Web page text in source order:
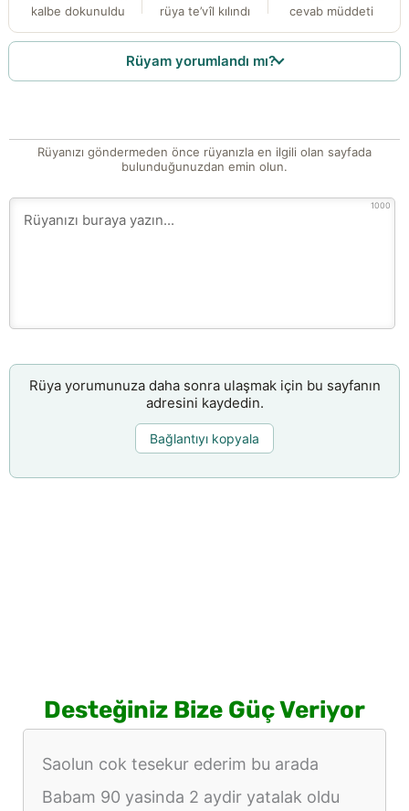
kalbe dokunuldu rüya te’vîl kılındı cevab müddeti
Rüyam yorumlandı mı?
Rüyanızı göndermeden önce rüyanızla en ilgili olan sayfada
bulunduğunuzdan emin olun.
1000
Rüya yorumunuza daha sonra ulaşmak için bu sayfanın
adresini kaydedin.
Bağlantıyı kopyala
Desteğiniz Bize Güç Veriyor
Saolun cok tesekur ederim bu arada
Babam 90 yasinda 2 aydir yatalak oldu